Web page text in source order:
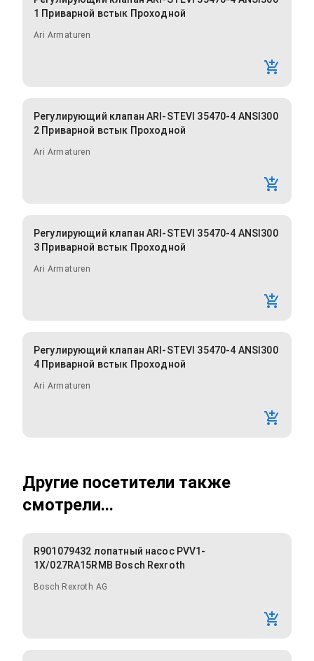
1 Приварной встык Проходной
Ari Armaturen
Регулирующий клапан ARI-STEVI 35470-4 ANSI300
2 Приварной встык Проходной
Ari Armaturen
Регулирующий клапан ARI-STEVI 35470-4 ANSI300
3 Приварной встык Проходной
Ari Armaturen
Регулирующий клапан ARI-STEVI 35470-4 ANSI300
4 Приварной встык Проходной
Ari Armaturen
Другие посетители также
смотрели...
R901079432 лопатный насос PVV1-
1X/027RA15RMB Bosch Rexroth
Bosch Rexroth AG